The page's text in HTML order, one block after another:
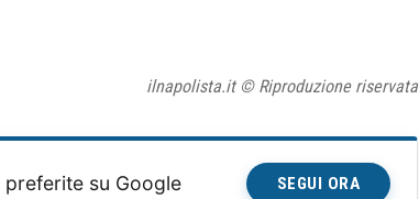
ilnapolista.it © Riproduzione riservata
preferite su Google SEGUI ORA